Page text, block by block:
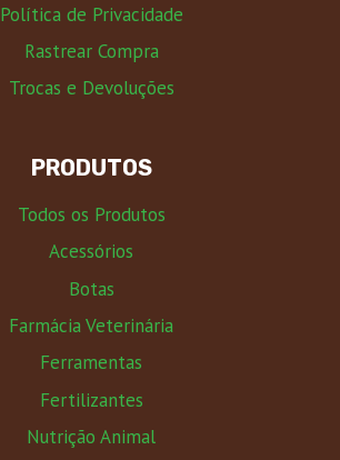
Política de Privacidade
Rastrear Compra
Trocas e Devoluções
PRODUTOS
Todos os Produtos
Acessórios
Botas
Farmácia Veterinária
Ferramentas
Fertilizantes
Nutrição Animal